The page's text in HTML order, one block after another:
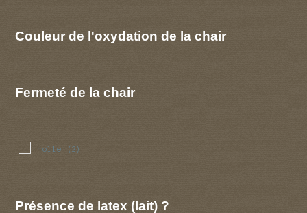
Couleur de l'oxydation de la chair
Fermeté de la chair
molle (2)
Présence de latex (lait) ?